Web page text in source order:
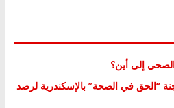
إلى أين؟
“الحق في الصحة” بالإسكندرية لرصد